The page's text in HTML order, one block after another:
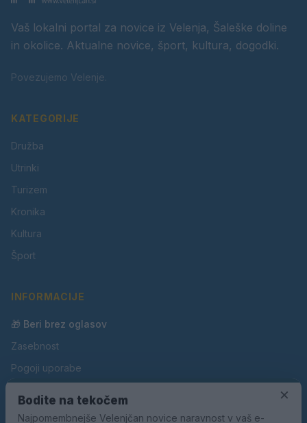
Vaš lokalni portal za novice iz Velenja, Šaleške doline
in okolice. Aktualne novice, šport, kultura, dogodki.
Povezujemo Velenje.
KATEGORIJE
Družba
Utrinki
Turizem
Kronika
Kultura
Šport
INFORMACIJE
🎁 Beri brez oglasov
Zasebnost
Pogoji uporabe
Oglaševanje
×
Bodite na tekočem
Najpomembnejše Velenjčan novice naravnost v vaš e-